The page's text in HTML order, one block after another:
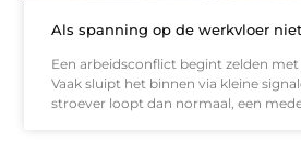
Als spanning op de werkvloer
Een arbeidsconflict begint zelden
Vaak sluipt het binnen via kleine
stroever loopt dan normaal, een